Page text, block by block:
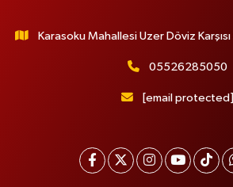
Karasoku Mahallesi Uzer Döviz
05526285050
[email protected]